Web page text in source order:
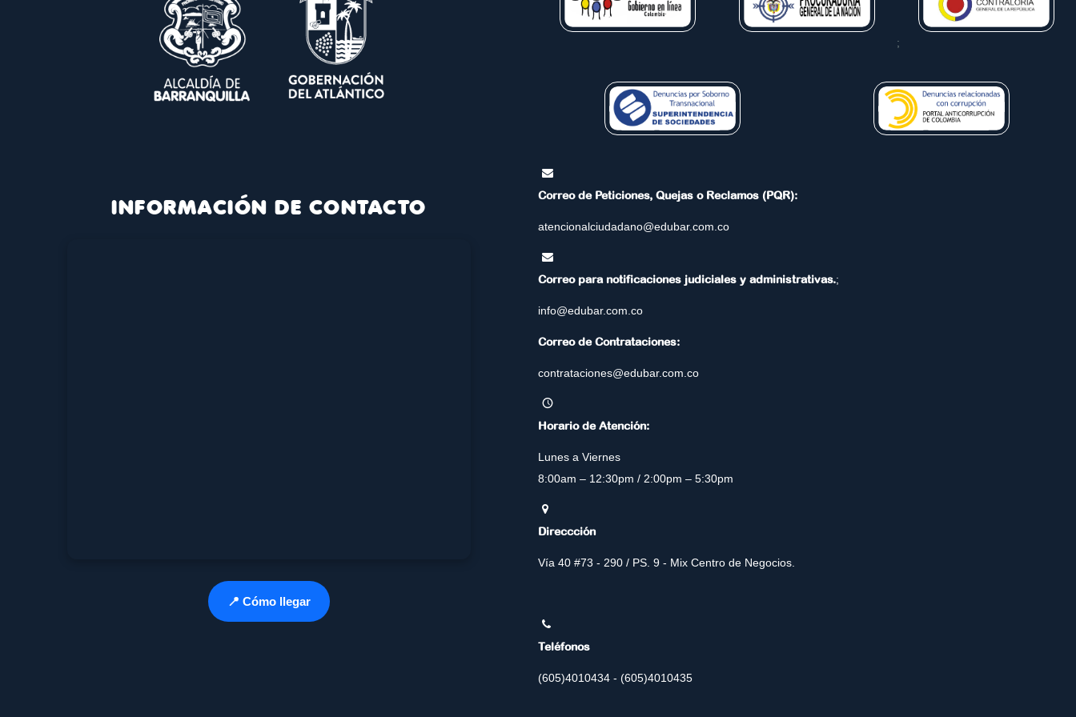
;
INFORMACIÓN DE CONTACTO
📍 Cómo llegar
Correo de Peticiones, Quejas o Reclamos (PQR):
atencionalciudadano@edubar.com.co
Correo para notificaciones judiciales y administrativas.;
info@edubar.com.co
Correo de Contrataciones:
contrataciones@edubar.com.co
Horario de Atención:
Lunes a Viernes
8:00am – 12:30pm / 2:00pm – 5:30pm
Direccción
Vía 40 #73 - 290 / PS. 9 - Mix Centro de Negocios.
Teléfonos
(605)4010434 - (605)4010435